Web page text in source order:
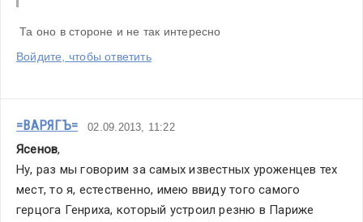
Та оно в стороне и не так интересно
Войдите, чтобы ответить
=ВАРЯГЪ= 02.09.2013, 11:22
Ясенов,
Ну, раз мы говорим за самых известных уроженцев тех
мест, то я, естественно, имею ввиду того самого
герцога Генриха, который устроил резню в Париже